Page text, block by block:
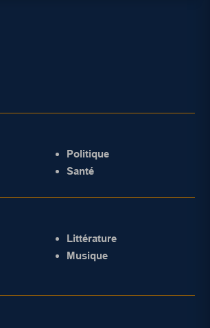
Politique
Santé
Littérature
Musique